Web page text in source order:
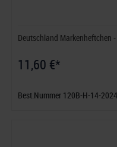
Deutschland Markenheftchen
11,60 €*
Best.Nummer 120B-H-14-2024